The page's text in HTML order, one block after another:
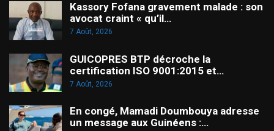
Kassory Fofana gravement malade : son
avocat craint « qu’il…
7 Août, 2026
GUICOPRES BTP décroche la
certification ISO 9001:2015 et…
7 Août, 2026
En congé, Mamadi Doumbouya adresse
un message aux Guinéens :…